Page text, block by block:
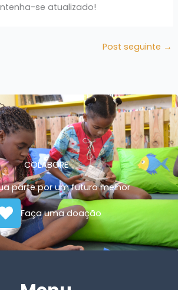
se atualizado!
Post seguinte →
COLABORE
parte por um futuro melhor
Faça uma doação